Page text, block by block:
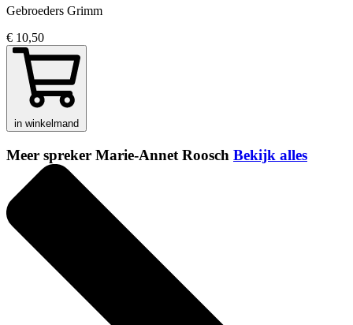
Gebroeders Grimm
€ 10,50
in winkelmand
Meer spreker Marie-Annet Roosch Bekijk alles